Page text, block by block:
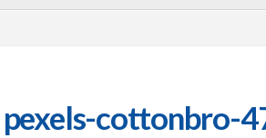
pexels-cottonbro-